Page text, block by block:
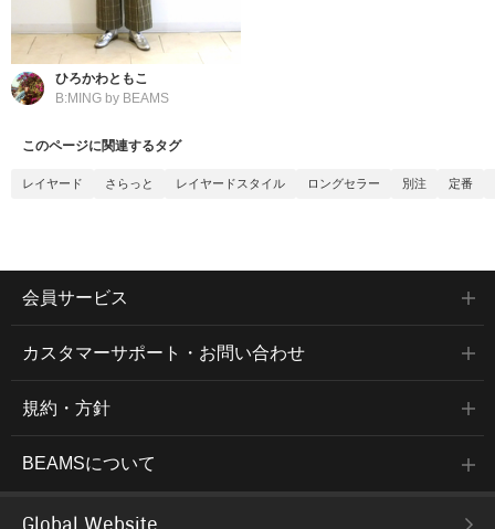
ひろかわともこ
B:MING by BEAMS
このページに関連するタグ
レイヤード さらっと レイヤードスタイル ロングセラー 別注 定番
会員サービス
カスタマーサポート・お問い合わせ
規約・方針
BEAMSについて